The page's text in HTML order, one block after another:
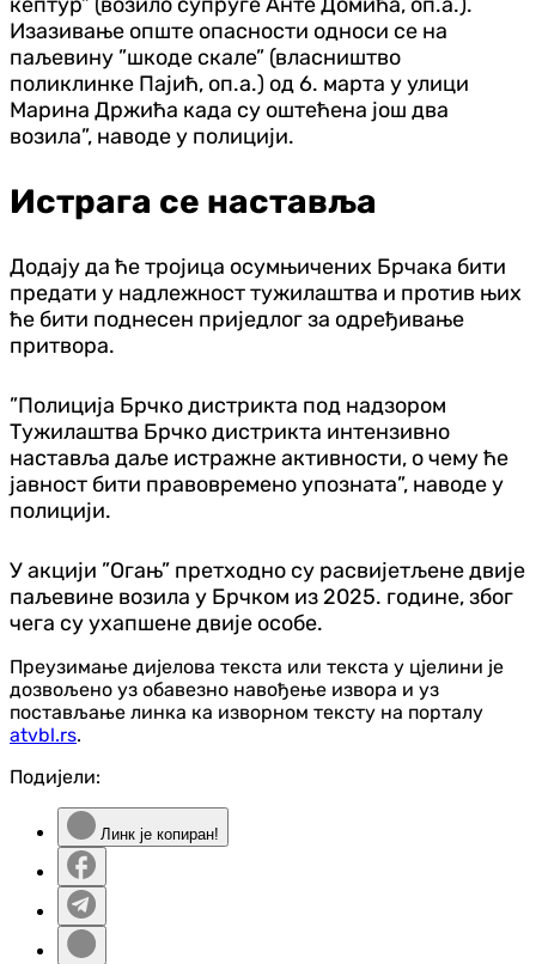
Изазивање опште опасности односи се на
паљевину ”шкоде скале” (власништво
поликлинке Пајић, оп.а.) од 6. марта у улици
Марина Држића када су оштећена још два
возила”, наводе у полицији.
Истрага се наставља
Додају да ће тројица осумњичених Брчака бити
предати у надлежност тужилаштва и против њих
ће бити поднесен приједлог за одређивање
притвора.
”Полиција Брчко дистрикта под надзором
Тужилаштва Брчко дистрикта интензивно
наставља даље истражне активности, о чему ће
јавност бити правовремено упозната”, наводе у
полицији.
У акцији ”Огањ” претходно су расвијетљене двије
паљевине возила у Брчком из 2025. године, због
чега су ухапшене двије особе.
Преузимање дијелова текста или текста у цјелини је
дозвољено уз обавезно навођење извора и уз
постављање линка ка изворном тексту на порталу
atvbl.rs.
Подијели:
Линк је копиран!